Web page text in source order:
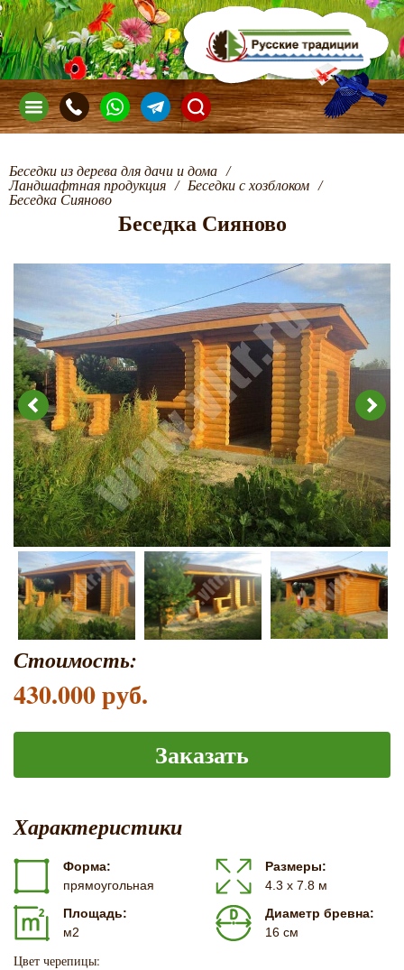
Беседки из дерева для дачи и дома /
Ландшафтная продукция / Беседки с хозблоком /
Беседка Сияново
Беседка Сияново
Стоимость:
430.000 руб.
Заказать
Характеристики
Форма:
прямоугольная
Размеры:
4.3 х 7.8 м
Площадь:
м2
Диаметр бревна:
16 см
Цвет черепицы: